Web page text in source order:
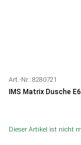
Art.-Nr.: 8280721
IMS Matrix Dusche
Dieser Artikel ist nicht